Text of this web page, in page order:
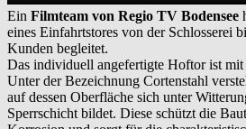
Ein Filmteam von Regio TV Bodensee
eines Einfahrtstores von der Schlosserei
Kunden begleitet.
Das individuell angefertigte Hoftor ist
Unter der Bezeichnung Cortenstahl
auf dessen Oberfläche sich unter
Sperrschicht bildet. Diese schützt die